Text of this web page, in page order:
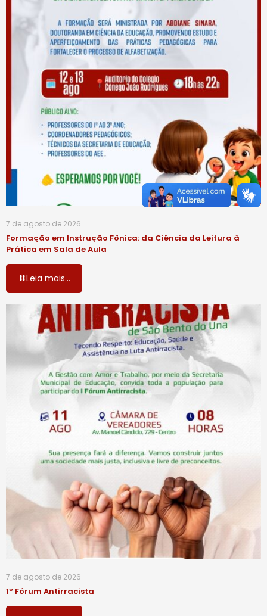
7 de agosto de 2026
Formação em Instrução Fônica: da Ciência da Leitura à
Prática em Sala de Aula
Leia mais...
7 de agosto de 2026
1º Fórum Antirracista